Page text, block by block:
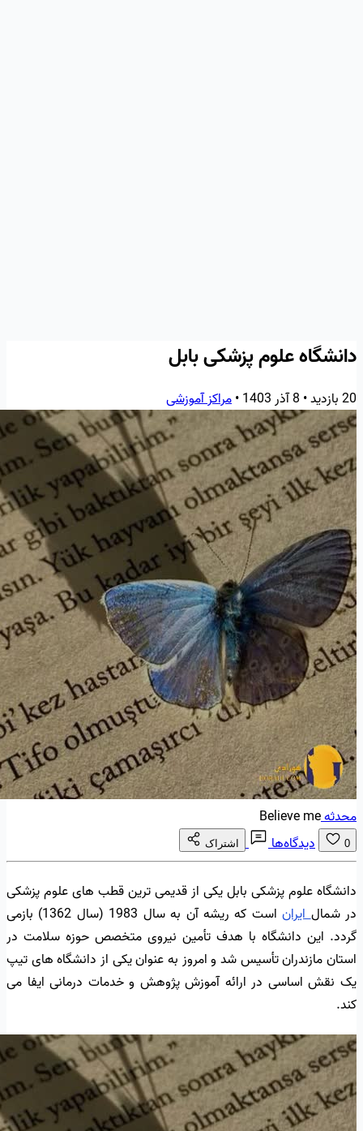
دانشگاه علوم پزشکی بابل
20 بازدید • 8 آذر 1403 •مراکز آموزشی
محدثهBelieve me
0 دیدگاه‌ها اشتراک
دانشگاه علوم پزشکی بابل یکی از قدیمی ترین قطب های علوم پزشکی
در شمالایران
است که ریشه آن به سال 1983 (سال 1362) بازمی
گردد. این دانشگاه با هدف تأمین نیروی متخصص حوزه سلامت در
استان مازندران تأسیس شد و امروز به عنوان یکی از دانشگاه های تیپ
یک نقش اساسی در ارائه آموزش پژوهش و خدمات درمانی ایفا می
کند.